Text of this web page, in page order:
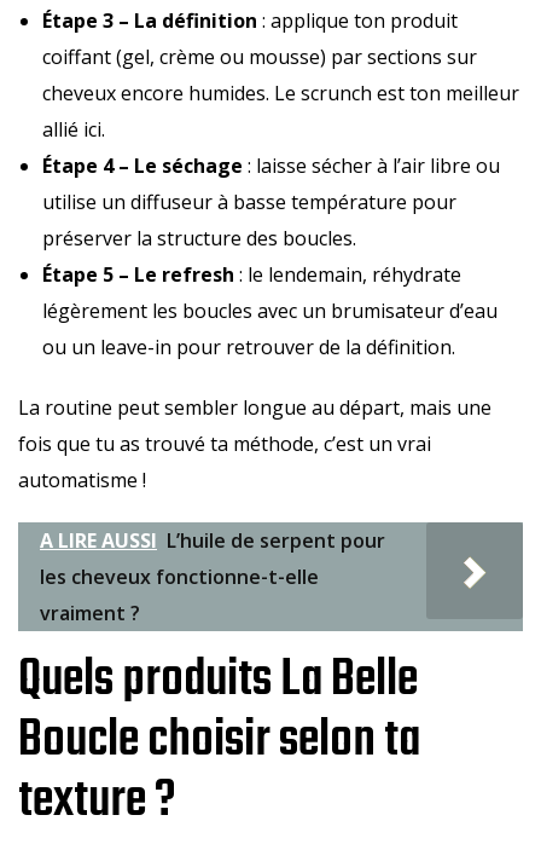
Étape 3 – La définition : applique ton produit
coiffant (gel, crème ou mousse) par sections sur
cheveux encore humides. Le scrunch est ton meilleur
allié ici.
Étape 4 – Le séchage : laisse sécher à l’air libre ou
utilise un diffuseur à basse température pour
préserver la structure des boucles.
Étape 5 – Le refresh : le lendemain, réhydrate
légèrement les boucles avec un brumisateur d’eau
ou un leave-in pour retrouver de la définition.
La routine peut sembler longue au départ, mais une
fois que tu as trouvé ta méthode, c’est un vrai
automatisme !
A LIRE AUSSI L’huile de serpent pour
les cheveux fonctionne-t-elle
vraiment ?
Quels produits La Belle
Boucle choisir selon ta
texture ?